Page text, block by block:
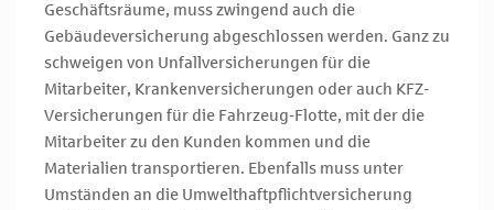
Geschäftsräume, muss zwingend auch die
Gebäudeversicherung abgeschlossen werden. Ganz zu
schweigen von Unfallversicherungen für die
Mitarbeiter, Krankenversicherungen oder auch KFZ-
Versicherungen für die Fahrzeug-Flotte, mit der die
Mitarbeiter zu den Kunden kommen und die
Materialien transportieren. Ebenfalls muss unter
Umständen an die Umwelthaftpflichtversicherung